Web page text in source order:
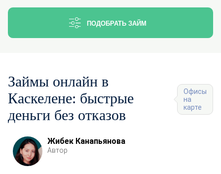
ПОДОБРАТЬ ЗАЙМ
Займы онлайн в
Каскелене: быстрые
деньги без отказов
Офисы
на
карте
Жибек Канапьянова
Автор